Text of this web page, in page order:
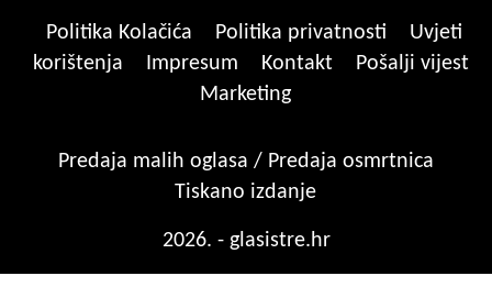
Politika Kolačića Politika privatnosti
Uvjeti
korištenja
Impresum Kontakt
Pošalji vijest
Marketing
Predaja malih oglasa / Predaja osmrtnica
Tiskano izdanje
2026. - glasistre.hr